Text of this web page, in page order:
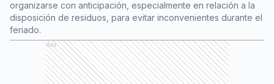
organizarse con anticipación, especialmente en relación a la
disposición de residuos, para evitar inconvenientes durante el
feriado.
Ads